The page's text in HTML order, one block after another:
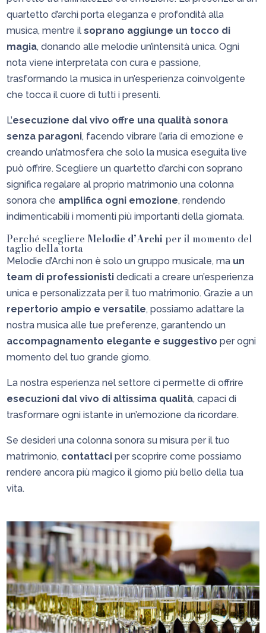
quartetto d’archi porta eleganza e profondità alla
musica, mentre ilsoprano aggiunge un tocco di
magia, donando alle melodie un’intensità unica. Ogni
nota viene interpretata con cura e passione,
trasformando la musica in un’esperienza coinvolgente
che tocca il cuore di tutti i presenti.
L’esecuzione dal vivo offre una qualità sonora
senza paragoni, facendo vibrare l’aria di emozione e
creando un’atmosfera che solo la musica eseguita live
può offrire. Scegliere un quartetto d’archi con soprano
significa regalare al proprio matrimonio una colonna
sonora che amplifica ogni emozione, rendendo
indimenticabili i momenti più importanti della giornata.
Perché scegliere Melodie d’Archi per il momento del
taglio della torta
Melodie d’Archi non è solo un gruppo musicale, ma un
team di professionistidedicati a creare un’esperienza
unica e personalizzata per il tuo matrimonio. Grazie a un
repertorio ampio e versatile, possiamo adattare la
nostra musica alle tue preferenze, garantendo un
accompagnamento elegante e suggestivoper ogni
momento del tuo grande giorno.
La nostra esperienza nel settore ci permette di offrire
esecuzioni dal vivo di altissima qualità, capaci di
trasformare ogni istante in un’emozione da ricordare.
Se desideri una colonna sonora su misura per il tuo
matrimonio, contattaci per scoprire come possiamo
rendere ancora più magico il giorno più bello della tua
vita.